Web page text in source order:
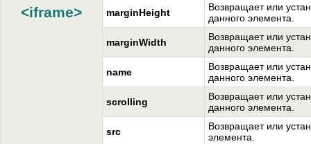
<iframe> marginHeight
Возвращает или
данного элемента.
marginWidth
Возвращает или
данного элемента.
name
Возвращает или
данного элемента.
scrolling
Возвращает или
данного элемента.
src
Возвращает или
элемента.